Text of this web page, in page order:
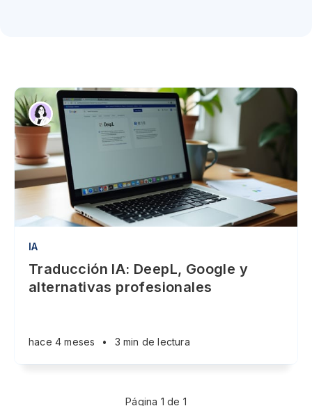
IA
Traducción IA: DeepL, Google y
alternativas profesionales
hace 4 meses • 3 min de lectura
Página 1 de 1